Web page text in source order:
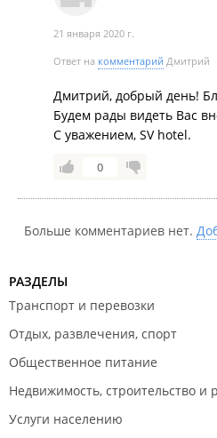
21 января 2020 г.
Ответ на комментарий Дмитрий
Дмитрий, добрый день!
Будем рады видеть Вас
С уважением, SV hotel.
0
Больше комментариев нет.
РАЗДЕЛЫ
Транспорт и перевозки
Отдых, развлечения, спорт
Общественное питание
Недвижимость, строительство и
Услуги населению